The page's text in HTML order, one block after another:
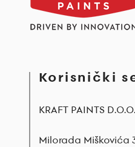
Korisnički
KRAFT PAINTS D.O.O.
Milorada Miškovića